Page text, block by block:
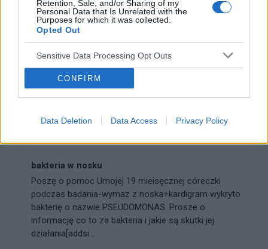
Retention, Sale, and/or Sharing of my
Personal Data that Is Unrelated with the
Purposes for which it was collected.
Opted Out
Sensitive Data Processing Opt Outs
CONFIRM
Data Deletion Data Access Privacy Policy
PSYCHOLOG DZIECIĘCY - SZCZECIN
Witam wszystkich Poszukuję dobrego psychologa
dziecięcego w Szczecinie. Jak ktoś zna, to bardzo
proszę o jakąś wiadomość. Dziękuję
Forum:Przypadki pediatryczne
bakteria w nosku
Poszę o pomoc Umojej 19 mieisęcznej córeczki
podczas badania-wymaz z noska+kardigram wykryto
bakterię o nazwie PSEUDOMONAS. Prosze o
informację co to za bakteria i jakie są skutki jej
działania[addsi...